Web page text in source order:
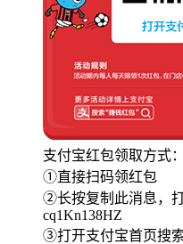
支付宝红包领取方式：
①直接扫码领红包
②长按复制此消息，
cq1Kn138HZ
③打开支付宝首页搜